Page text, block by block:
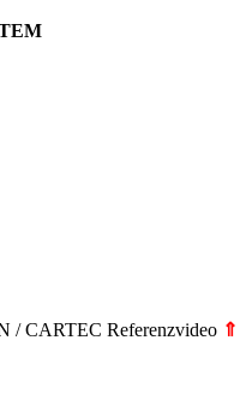
/ CARTEC Referenzvideo ⇑